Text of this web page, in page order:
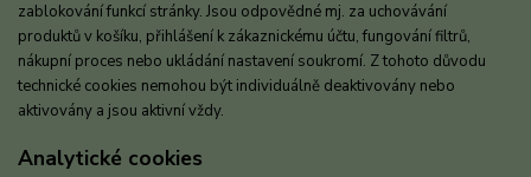
zablokování funkcí stránky. Jsou odpovědné mj. za uchovávání
produktů v košíku, přihlášení k zákaznickému účtu, fungování filtrů,
nákupní proces nebo ukládání nastavení soukromí. Z tohoto důvodu
technické cookies nemohou být individuálně deaktivovány nebo
aktivovány a jsou aktivní vždy.
Analytické cookies